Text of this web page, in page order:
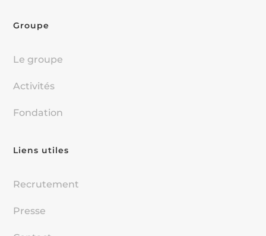
Groupe
Le groupe
Activités
Fondation
Liens utiles
Recrutement
Presse